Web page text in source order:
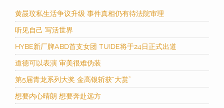
黄晸玟私生活争议升级 事件真相仍有待法院审理
听见自己 写活世界
HYBE新厂牌ABD首支女团 TUIDE将于24日正式出道
道德可以表演 审美很难伪装
第5届青龙系列大奖 金高银斩获“大赏”
想要内心晴朗 想要奔赴远方